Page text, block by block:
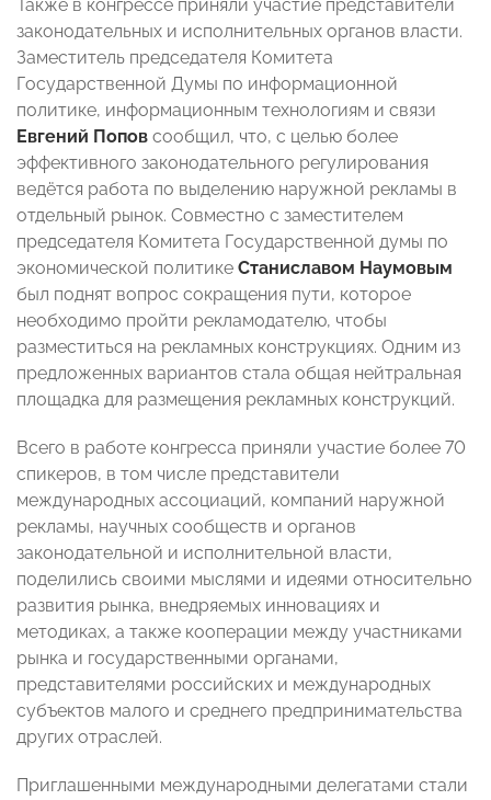
Также в конгрессе приняли участие представители
законодательных и исполнительных органов власти.
Заместитель председателя Комитета
Государственной Думы по информационной
политике, информационным технологиям и связи
Евгений Попов сообщил, что, с целью более
эффективного законодательного регулирования
ведётся работа по выделению наружной рекламы в
отдельный рынок. Совместно с заместителем
председателя Комитета Государственной думы по
экономической политике Станиславом Наумовым
был поднят вопрос сокращения пути, которое
необходимо пройти рекламодателю, чтобы
разместиться на рекламных конструкциях. Одним из
предложенных вариантов стала общая нейтральная
площадка для размещения рекламных конструкций.
Всего в работе конгресса приняли участие более 70
спикеров, в том числе представители
международных ассоциаций, компаний наружной
рекламы, научных сообществ и органов
законодательной и исполнительной власти,
поделились своими мыслями и идеями относительно
развития рынка, внедряемых инновациях и
методиках, а также кооперации между участниками
рынка и государственными органами,
представителями российских и международных
субъектов малого и среднего предпринимательства
других отраслей.
Приглашенными международными делегатами стали